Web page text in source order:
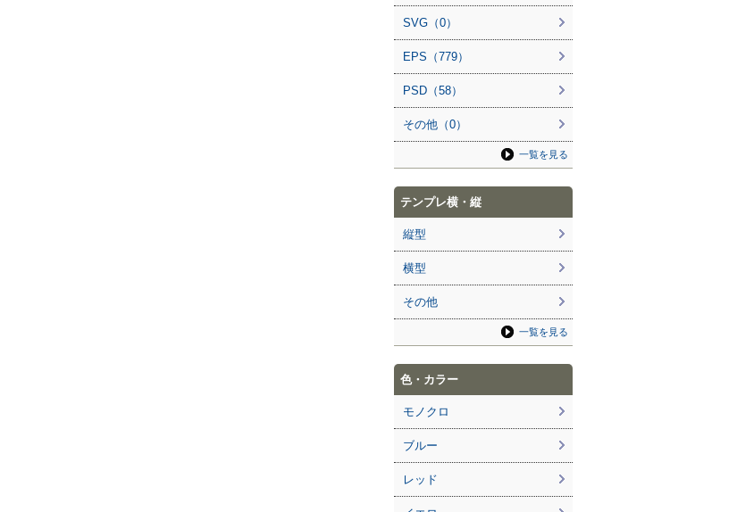
SVG（0）
EPS（779）
PSD（58）
その他（0）
一覧を見る
テンプレ横・縦
縦型
横型
その他
一覧を見る
色・カラー
モノクロ
ブルー
レッド